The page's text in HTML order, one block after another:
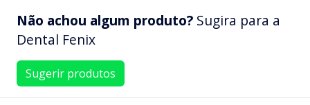
Não achou algum produto? Sugira para a
Dental Fenix
Sugerir produtos